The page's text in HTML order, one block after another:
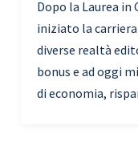
Dopo la Laurea in
iniziato la
diverse realtà
bonus e ad oggi
di economia,